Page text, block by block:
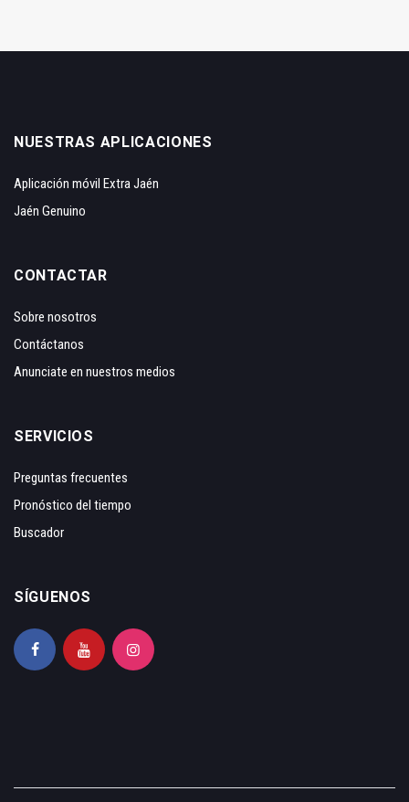
NUESTRAS APLICACIONES
Aplicación móvil Extra Jaén
Jaén Genuino
CONTACTAR
Sobre nosotros
Contáctanos
Anunciate en nuestros medios
SERVICIOS
Preguntas frecuentes
Pronóstico del tiempo
Buscador
SÍGUENOS